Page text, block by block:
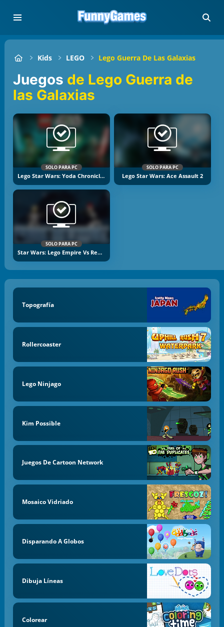
Kids LEGO Lego Guerra De Las Galaxias
Juegos de Lego Guerra de
las Galaxias
SOLO PARA PC
Lego Star Wars: Yoda Chronicles
SOLO PARA PC
Lego Star Wars: Ace Assault 2
SOLO PARA PC
Star Wars: Lego Empire Vs Rebels
Topografía
Rollercoaster
Lego Ninjago
Kim Possible
Juegos De Cartoon Network
Mosaico Vidriado
Disparando A Globos
Dibuja Líneas
Colorear